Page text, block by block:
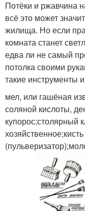
Потёки и ржавчина
всё это может
жилища. Но если
комната станет
едва ли не самый
потолка своими
такие инструменты
мел, или гашёная
соляной кислоты,
купорос;столярный